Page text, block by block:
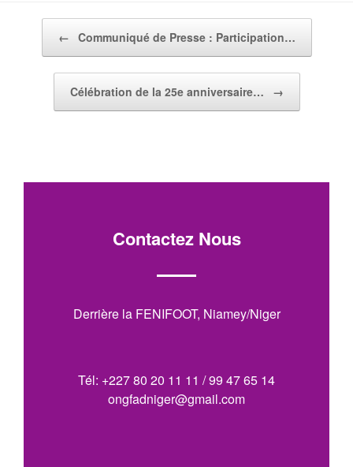
← Communiqué de Presse : Participation…
Célébration de la 25e anniversaire… →
Contactez Nous
Derrière la FENIFOOT, Niamey/Niger
Tél: +227 80 20 11 11 / 99 47 65 14
ongfadniger@gmail.com